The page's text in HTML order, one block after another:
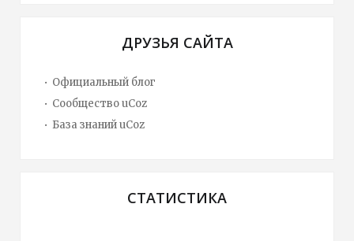
ДРУЗЬЯ САЙТА
Официальный блог
Сообщество uCoz
База знаний uCoz
СТАТИСТИКА